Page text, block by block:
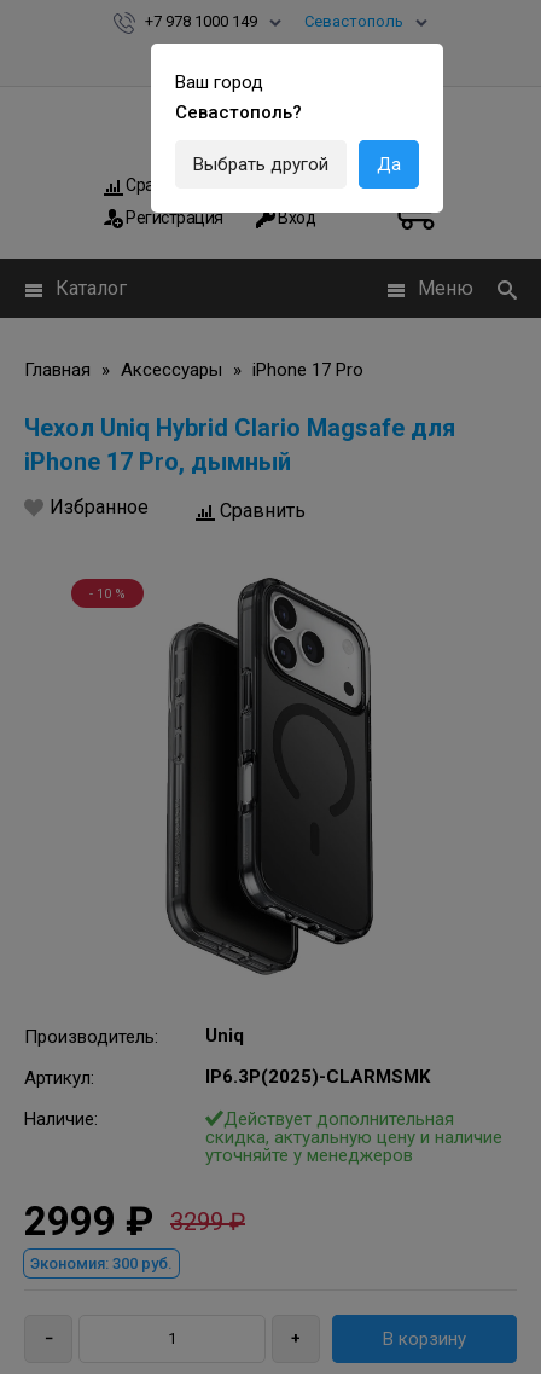
Ваш город
Севастополь?
Выбрать другой Да
+7 978 1000 149 Севастополь
Сравнить
Регистрация
Мои заказы
Вход
0
Каталог Меню
Главная » Аксессуары » iPhone 17 Pro
Чехол Uniq Hybrid Clario Magsafe для
iPhone 17 Pro, дымный
Избранное Сравнить
- 10 %
Производитель:
Uniq
Артикул:
IP6.3P(2025)-CLARMSMK
Наличие:
Действует дополнительная
скидка, актуальную цену и наличие
уточняйте у менеджеров
2999 ₽ 3299 ₽
Экономия: 300 руб.